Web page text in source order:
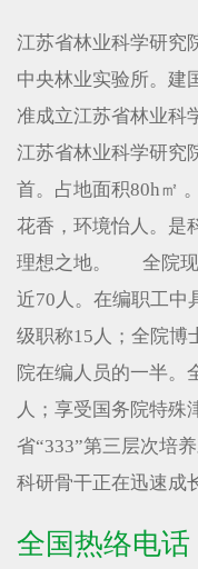
江苏省林业科学研究
中央林业实验所。建
准成立江苏省林业
江苏省林业科学研究
首。占地面积80h㎡
花香，环境怡人。是
理想之地。 全院现
近70人。在编职工中
级职称15人；全院博
院在编人员的一半。
人；享受国务院特殊
省“333”第三层次培
科研骨干正在迅速成
全国热络电话